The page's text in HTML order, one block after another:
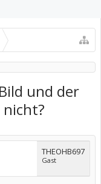
und der
THEOHB697
Gast